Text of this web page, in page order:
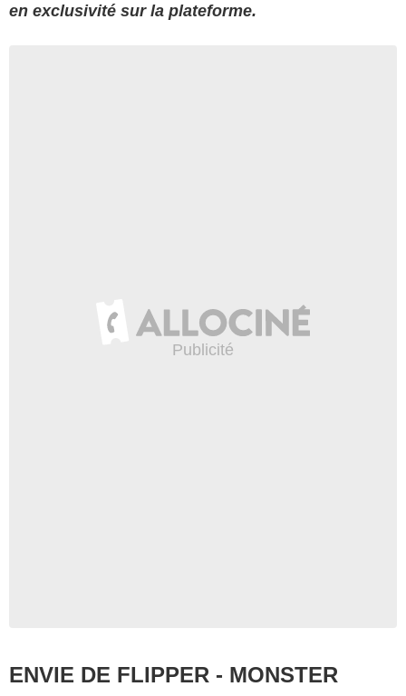
en exclusivité sur la plateforme.
ENVIE DE FLIPPER - MONSTER